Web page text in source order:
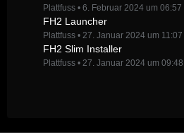
Plattfuss 6. Februar 2024 um 06:57
FH2 Launcher
Plattfuss 27. Januar 2024 um 11:07
FH2 Slim Installer
Plattfuss 27. Januar 2024 um 09:48